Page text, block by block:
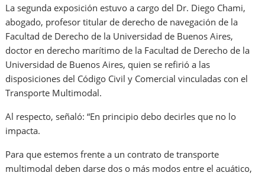
La segunda exposición estuvo a cargo del Dr. Diego Chami,
abogado, profesor titular de derecho de navegación de la
Facultad de Derecho de la Universidad de Buenos Aires,
doctor en derecho marítimo de la Facultad de Derecho de la
Universidad de Buenos Aires, quien se refirió a las
disposiciones del Código Civil y Comercial vinculadas con el
Transporte Multimodal.
Al respecto, señaló: “En principio debo decirles que no lo
impacta.
Para que estemos frente a un contrato de transporte
multimodal deben darse dos o más modos entre el acuático,